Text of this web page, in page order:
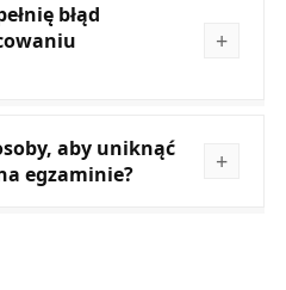
błąd
aby uniknąć
egzaminie?